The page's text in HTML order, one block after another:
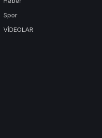
Spor
VİDEOLAR